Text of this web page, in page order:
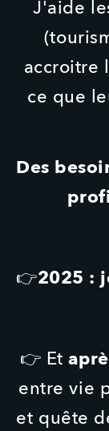
J'aide
accroitre
ce que
Des
👉
👉 Et
entre vie
et quête